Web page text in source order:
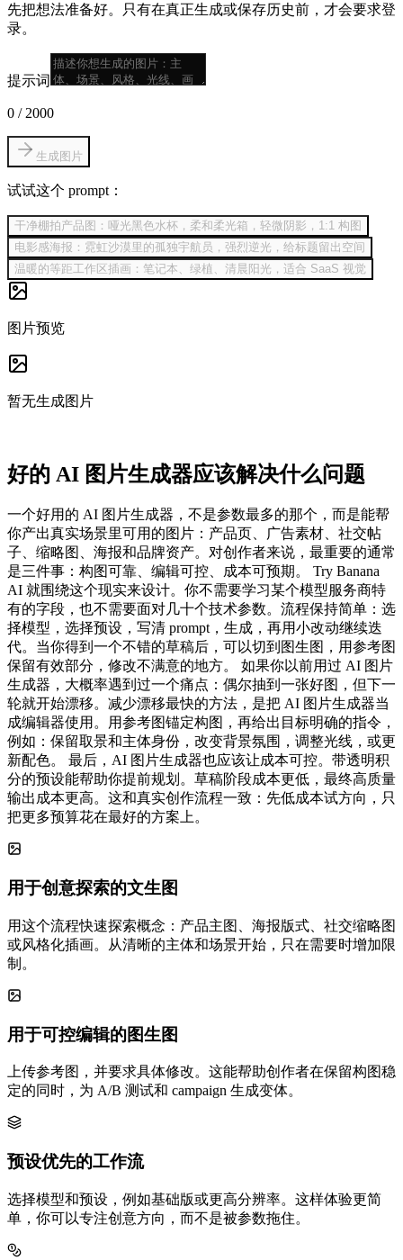
先把想法准备好。只有在真正生成或保存历史前，才会要求登
录。
提示词
0 / 2000
生成图片
试试这个 prompt：
干净棚拍产品图：哑光黑色水杯，柔和柔光箱，轻微阴影，1:1 构图
电影感海报：霓虹沙漠里的孤独宇航员，强烈逆光，给标题留出空间
温暖的等距工作区插画：笔记本、绿植、清晨阳光，适合 SaaS 视觉
图片预览
暂无生成图片
好的 AI 图片生成器应该解决什么问题
一个好用的 AI 图片生成器，不是参数最多的那个，而是能帮
你产出真实场景里可用的图片：产品页、广告素材、社交帖
子、缩略图、海报和品牌资产。对创作者来说，最重要的通常
是三件事：构图可靠、编辑可控、成本可预期。 Try Banana
AI 就围绕这个现实来设计。你不需要学习某个模型服务商特
有的字段，也不需要面对几十个技术参数。流程保持简单：选
择模型，选择预设，写清 prompt，生成，再用小改动继续迭
代。当你得到一个不错的草稿后，可以切到图生图，用参考图
保留有效部分，修改不满意的地方。 如果你以前用过 AI 图片
生成器，大概率遇到过一个痛点：偶尔抽到一张好图，但下一
轮就开始漂移。减少漂移最快的方法，是把 AI 图片生成器当
成编辑器使用。用参考图锚定构图，再给出目标明确的指令，
例如：保留取景和主体身份，改变背景氛围，调整光线，或更
新配色。 最后，AI 图片生成器也应该让成本可控。带透明积
分的预设能帮助你提前规划。草稿阶段成本更低，最终高质量
输出成本更高。这和真实创作流程一致：先低成本试方向，只
把更多预算花在最好的方案上。
用于创意探索的文生图
用这个流程快速探索概念：产品主图、海报版式、社交缩略图
或风格化插画。从清晰的主体和场景开始，只在需要时增加限
制。
用于可控编辑的图生图
上传参考图，并要求具体修改。这能帮助创作者在保留构图稳
定的同时，为 A/B 测试和 campaign 生成变体。
预设优先的工作流
选择模型和预设，例如基础版或更高分辨率。这样体验更简
单，你可以专注创意方向，而不是被参数拖住。